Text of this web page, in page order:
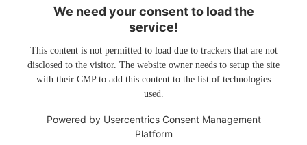
We need your consent to load the
service!
This content is not permitted to load due to trackers that are not
disclosed to the visitor. The website owner needs to setup the site
with their CMP to add this content to the list of technologies
used.
Powered by Usercentrics Consent Management
Platform